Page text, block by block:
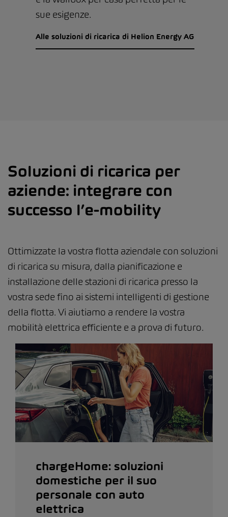
sue esigenze.
Alle soluzioni di ricarica di Helion Energy AG
Soluzioni di ricarica per
aziende: integrare con
successo l’e-mobility
Ottimizzate la vostra flotta aziendale con soluzioni
di ricarica su misura, dalla pianificazione e
installazione delle stazioni di ricarica presso la
vostra sede fino ai sistemi intelligenti di gestione
della flotta. Vi aiutiamo a rendere la vostra
mobilità elettrica efficiente e a prova di futuro.
chargeHome: soluzioni
domestiche per il suo
personale con auto
elettrica